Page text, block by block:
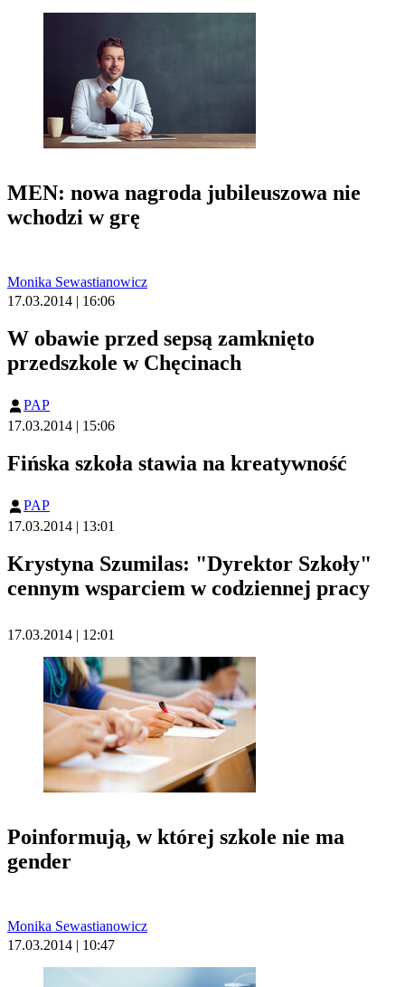
MEN: nowa nagroda jubileuszowa nie
wchodzi w grę
Monika Sewastianowicz
17.03.2014 | 16:06
W obawie przed sepsą zamknięto
przedszkole w Chęcinach
PAP
17.03.2014 | 15:06
Fińska szkoła stawia na kreatywność
PAP
17.03.2014 | 13:01
Krystyna Szumilas: "Dyrektor Szkoły"
cennym wsparciem w codziennej pracy
17.03.2014 | 12:01
Poinformują, w której szkole nie ma
gender
Monika Sewastianowicz
17.03.2014 | 10:47